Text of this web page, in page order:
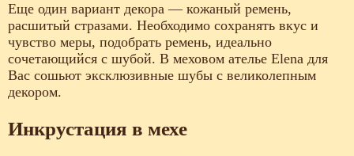
Еще один вариант декора — кожаный ремень,
расшитый стразами. Необходимо сохранять вкус и
чувство меры, подобрать ремень, идеально
сочетающийся с шубой. В меховом ателье Elena для
Вас сошьют эксклюзивные шубы с великолепным
декором.
Инкрустация в мехе